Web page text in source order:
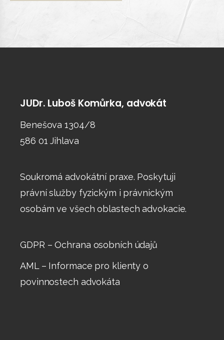
JUDr. Luboš Komůrka, advokát
Benešova 1304/8
586 01 Jihlava
Soukromá advokátní praxe. Poskytuji
právní služby fyzickým i právnickým
osobám ve všech oblastech advokacie.
GDPR – Ochrana osobních údajů
AML – Informace pro klienty o
povinnostech advokáta